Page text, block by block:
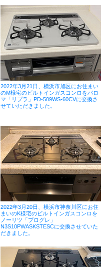
2022年3月21日、横浜市旭区にお住まい
のM様宅のビルトインガスコンロをパロ
マ「リプラ」PD-509WS-60CVに交換さ
せていただきました。
2022年3月20日、横浜市神奈川区にお住
まいのK様宅のビルトインガスコンロを
ノーリツ「プログレ」
N3S10PWASKSTESCに交換させていた
だきました。